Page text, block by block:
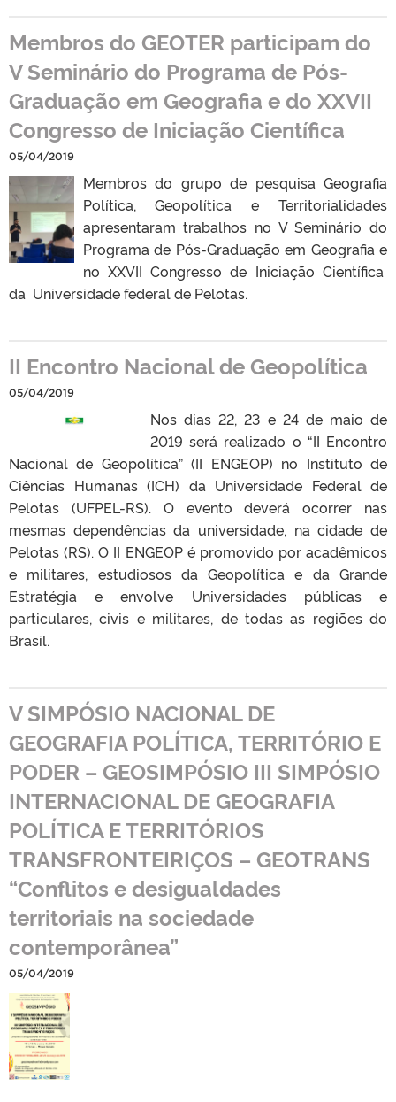
Membros do GEOTER participam do
V Seminário do Programa de Pós-
Graduação em Geografia e do XXVII
Congresso de Iniciação Científica
05/04/2019
Membros do grupo de pesquisa Geografia
Política, Geopolítica e Territorialidades
apresentaram trabalhos no V Seminário do
Programa de Pós-Graduação em Geografia e
no XXVII Congresso de Iniciação Científica
da Universidade federal de Pelotas.
II Encontro Nacional de Geopolítica
05/04/2019
Nos dias 22, 23 e 24 de maio de
2019 será realizado o “II Encontro
Nacional de Geopolítica” (II ENGEOP) no Instituto de
Ciências Humanas (ICH) da Universidade Federal de
Pelotas (UFPEL-RS). O evento deverá ocorrer nas
mesmas dependências da universidade, na cidade de
Pelotas (RS). O II ENGEOP é promovido por acadêmicos
e militares, estudiosos da Geopolítica e da Grande
Estratégia e envolve Universidades públicas e
particulares, civis e militares, de todas as regiões do
Brasil.
V SIMPÓSIO NACIONAL DE
GEOGRAFIA POLÍTICA, TERRITÓRIO E
PODER – GEOSIMPÓSIO III SIMPÓSIO
INTERNACIONAL DE GEOGRAFIA
POLÍTICA E TERRITÓRIOS
TRANSFRONTEIRIÇOS – GEOTRANS
“Conflitos e desigualdades
territoriais na sociedade
contemporânea”
05/04/2019